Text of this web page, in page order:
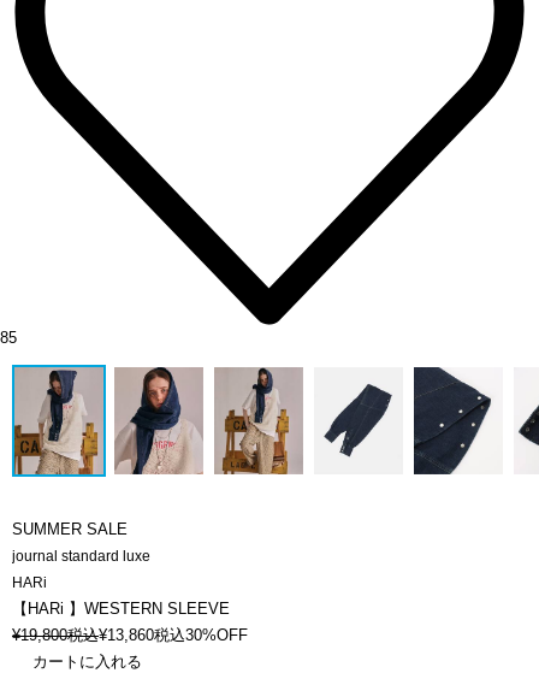
85
SUMMER SALE
journal standard luxe
HARi
【HARi 】WESTERN SLEEVE
¥19,800税込¥13,860税込30%OFF
カートに入れる